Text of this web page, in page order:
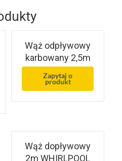
Wąż odpływowy
karbowany 2,5m
Zapytaj o
produkt
Wąż dopływowy
2m WHIRLPOOL